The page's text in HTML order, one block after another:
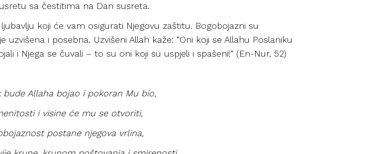
sa čestitima na Dan susreta.
koji će vam osigurati Njegovu zaštitu. Bogobojazni su
i posebna. Uzvišeni Allah kaže: “Oni koji se Allahu Poslaniku
i Njega se čuvali – to su oni koji su uspjeli i spašeni!” (En-Nur, 52)
bude Allaha bojao i pokoran Mu bio,
i visine će mu se otvoriti,
postane njegova vrlina,